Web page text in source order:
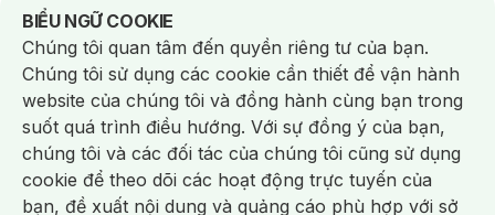
Chăm Sóc Cá Nhân
Chống Muỗi /Khẩu Trang /Máy Massage/Mặt Nạ Xông Hơi /Nước Rửa Tay/
Sản Phẩm Chăm Sóc Khác /Bàn Chải Đánh Răng /Bàn Chải Điện/
Hỗ Trợ Trắng Răng/Kem Đánh Răng /Máy Tăm Nước/ Nước Súc Miệng/
Tăm / Chỉ Nha Khoa/ Xịt Thơm Miệng / Dung Dịch Vệ Sinh/Dưỡng Vùng Kín/
Khăn Ướt Vệ Sinh Vùng Kín/Băng Vệ Sinh/Tampon/Bọt Cạo Râu /Dao Cạo Râu/
Máy Cạo Râu
Vấn Đề Về Da
Da Dầu / Lỗ Chân Lông To/ Da Khô / Mất Nước/ Da Lão Hóa/ Da Mụn/
Da Nhạy Cảm / Kích Ứng
Da Xỉn Màu Thâm / Nám / Tàn Nhang
Quầng Thâm & Bọng Mắt /Sẹo /Viêm Da Cơ Địa
Dụng Cụ / Phụ Kiện Chăm Sóc Da
BIỂU NGỮ COOKIE
Notice about cookies usage
Chúng tôi quan tâm đến quyền riêng tư của bạn.
Chúng tôi sử dụng các cookie cần thiết để vận hành
website của chúng tôi và đồng hành cùng bạn trong
suốt quá trình điều hướng. Với sự đồng ý của bạn,
chúng tôi và các đối tác của chúng tôi cũng sử dụng
cookie để theo dõi các hoạt động trực tuyến của
bạn, đề xuất nội dung và quảng cáo phù hợp với sở